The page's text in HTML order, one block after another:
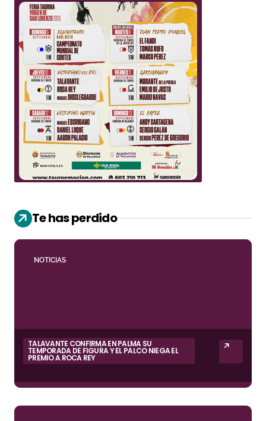
Te has perdido
NOTICIAS
TALAVANTE CONFIRMA EN PALMA SU
TEMPORADA DE FIGURA Y EL PALCO NIEGA EL
PREMIO A ROCA REY